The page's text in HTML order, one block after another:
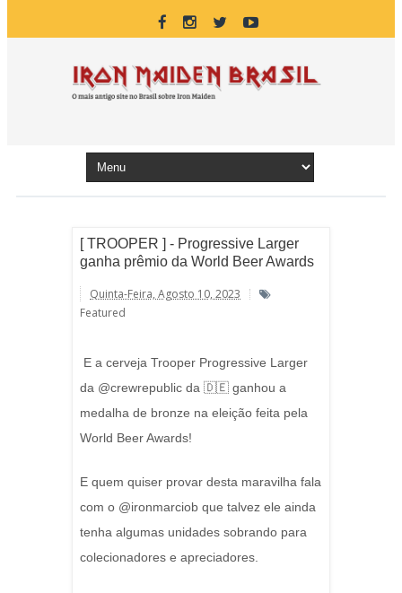
[ TROOPER ] - Progressive Larger
ganha prêmio da World Beer Awards
Quinta-Feira, Agosto 10, 2023
Featured
E a cerveja Trooper Progressive Larger
da @crewrepublic da 🇩🇪 ganhou a
medalha de bronze na eleição feita pela
World Beer Awards!
E quem quiser provar desta maravilha fala
com o @ironmarciob que talvez ele ainda
tenha algumas unidades sobrando para
colecionadores e apreciadores.